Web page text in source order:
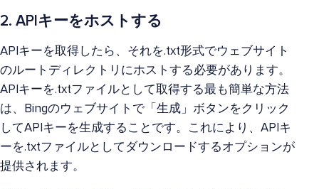
2. APIキーをホストする
APIキーを取得したら、それを.txt形式でウェブサイト
のルートディレクトリにホストする必要があります。
APIキーを.txtファイルとして取得する最も簡単な方法
は、Bingのウェブサイトで「生成」ボタンをクリック
してAPIキーを生成することです。これにより、APIキ
ーを.txtファイルとしてダウンロードするオプションが
提供されます。